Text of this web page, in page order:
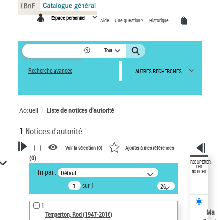
Espace personnel Aide Une question ? Historique
Tout
Recherche avancée AUTRES RECHERCHES
Accueil Liste de notices d’autorité
1 Notices d'autorité
VOTRE RECHERCHE
Recherche avancée dans les
notices d’autorité
Œuvres liées à l'auteur :
Temperton, Rod (1947-2016)
Voir la sélection (0) Ajouter à mes références
(0)
Tri par : Défaut
sur 1
20
résultats/page
1
Temperton, Rod (1947-2016)
RÉCUPÉRER
LES
NOTICES
Ma
Panneau de gestion des cookies